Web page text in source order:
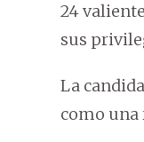
24
sus
La
como